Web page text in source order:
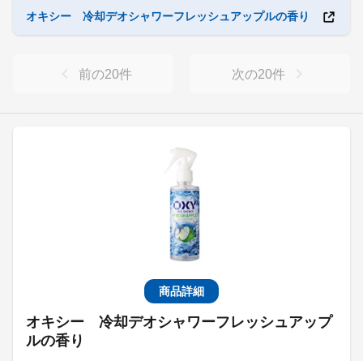
商品詳細
オキシー 冷却デオシャワーフレッシュアップ
ルの香り
オキシー 冷却デオシャワーフレッシュアップルの香り
前の20件 次の20件